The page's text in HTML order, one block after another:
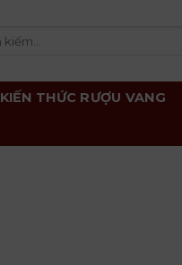
KIẾN THỨC RƯỢU VANG